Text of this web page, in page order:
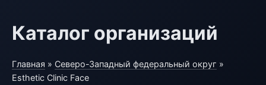
Каталог организаций
Главная » Северо-Западный федеральный округ »
Esthetic Clinic Face